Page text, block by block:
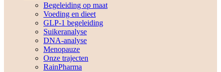
Begeleiding op maat
Voeding en dieet
GLP-1 begeleiding
Suikeranalyse
DNA-analyse
Menopauze
Onze trajecten
RainPharma